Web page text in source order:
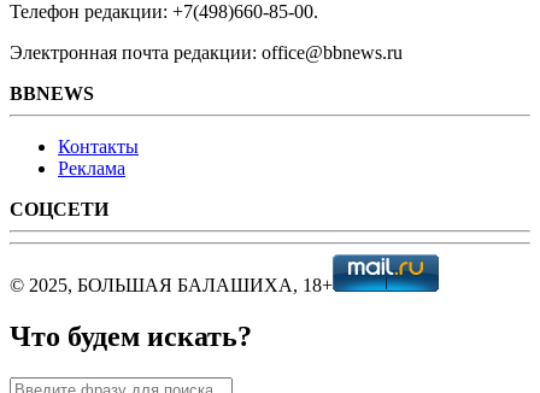
Телефон редакции: +7(498)660-85-00.
Электронная почта редакции: office@bbnews.ru
BBNEWS
Контакты
Реклама
СОЦСЕТИ
© 2025, БОЛЬШАЯ БАЛАШИХА, 18+
Что будем искать?